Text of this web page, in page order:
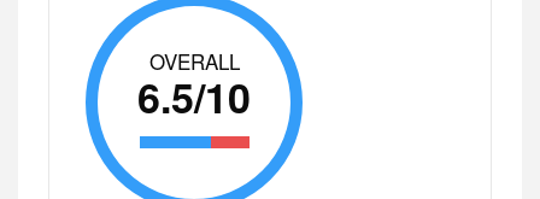
OVERALL
6.5/10